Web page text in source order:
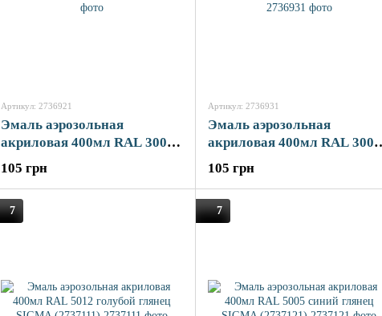
Артикул: 2736921
Эмаль аэрозольная
акриловая 400мл RAL 3009
SIGMA (2736921)
105 грн
Артикул: 2736931
Эмаль аэрозольная
акриловая 400мл RAL 3001
глянец SIGMA (2736931)
105 грн
7 7